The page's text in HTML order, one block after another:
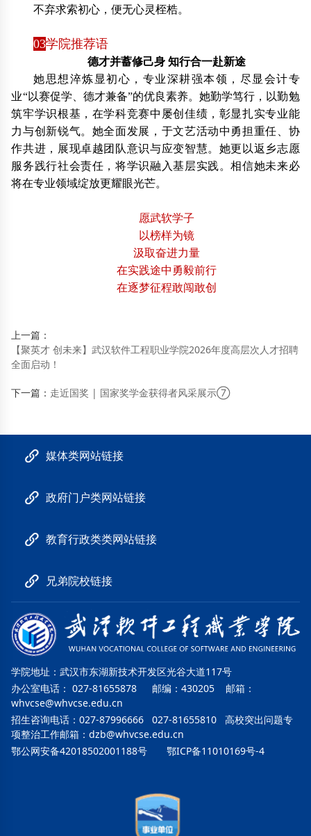
不弃求索初心，便无心灵桎梏。
03学院推荐语
德才并蓄修己身 知行合一赴新途
她思想淬炼显初心，专业深耕强本领，尽显会计专
业“以赛促学、德才兼备”的优良素养。她勤学笃行，以勤勉
筑牢学识根基，在学科竞赛中屡创佳绩，彰显扎实专业能
力与创新锐气。她全面发展，于文艺活动中勇担重任、协
作共进，展现卓越团队意识与应变智慧。她更以返乡志愿
服务践行社会责任，将学识融入基层实践。相信她未来必
将在专业领域绽放更耀眼光芒。
愿武软学子
以榜样为镜
汲取奋进力量
在实践途中勇毅前行
在逐梦征程敢闯敢创
上一篇：
【聚英才 创未来】武汉软件工程职业学院2026年度高层次人才招聘
全面启动！
下一篇： 走近国奖 | 国家奖学金获得者风采展示⑦
媒体类网站链接
政府门户类网站链接
教育行政类类网站链接
兄弟院校链接
学院地址：武汉市东湖新技术开发区光谷大道117号
办公室电话： 027-81655878 邮编：430205 邮箱：
whvcse@whvcse.edu.cn
招生咨询电话：027-87996666 027-81655810 高校突出问题专
项整治工作邮箱：dzb@whvcse.edu.cn
鄂公网安备42018502001188号
鄂ICP备11010169号-4